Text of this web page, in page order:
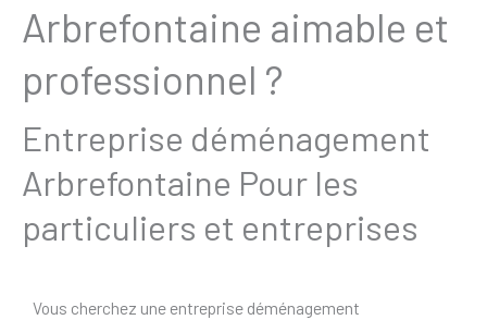
Arbrefontaine aimable et
professionnel ?
Entreprise déménagement
Arbrefontaine Pour les
particuliers et entreprises
Vous cherchez une entreprise déménagement